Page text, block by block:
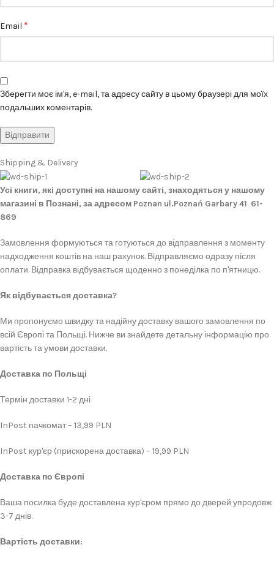
Email *
Зберегти моє ім'я, e-mail, та адресу сайту в цьому браузері для моїх
подальших коментарів.
Shipping & Delivery
Усі книги, які доступні на нашому сайті, знаходяться у нашому
магазині в Познані, за адресом Poznan ul.Poznań Garbary 41 61-
869
Замовлення формуються та готуються до відправлення з моменту
надходження коштів на наш рахунок. Відправляємо одразу після
оплати. Відправка відбувається щоденно з понеділка по п'ятницю.
Як відбувається доставка?
Ми пропонуємо швидку та надійну доставку вашого замовлення по
всій Європі та Польщі. Нижче ви знайдете детальну інформацію про
вартість та умови доставки.
Доставка по Польщі
Термін доставки 1-2 дні
InPost пачкомат – 13,99 PLN
InPost кур'єр (прискорена доставка) – 19,99 PLN
Доставка по Європі
Ваша посилка буде доставлена кур'єром прямо до дверей упродовж
3-7 днів.
Вартість доставки: